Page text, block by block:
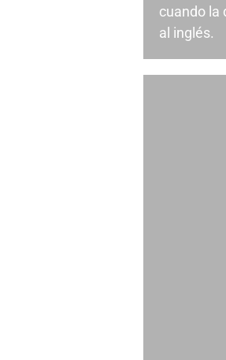
cuando la
al inglés.